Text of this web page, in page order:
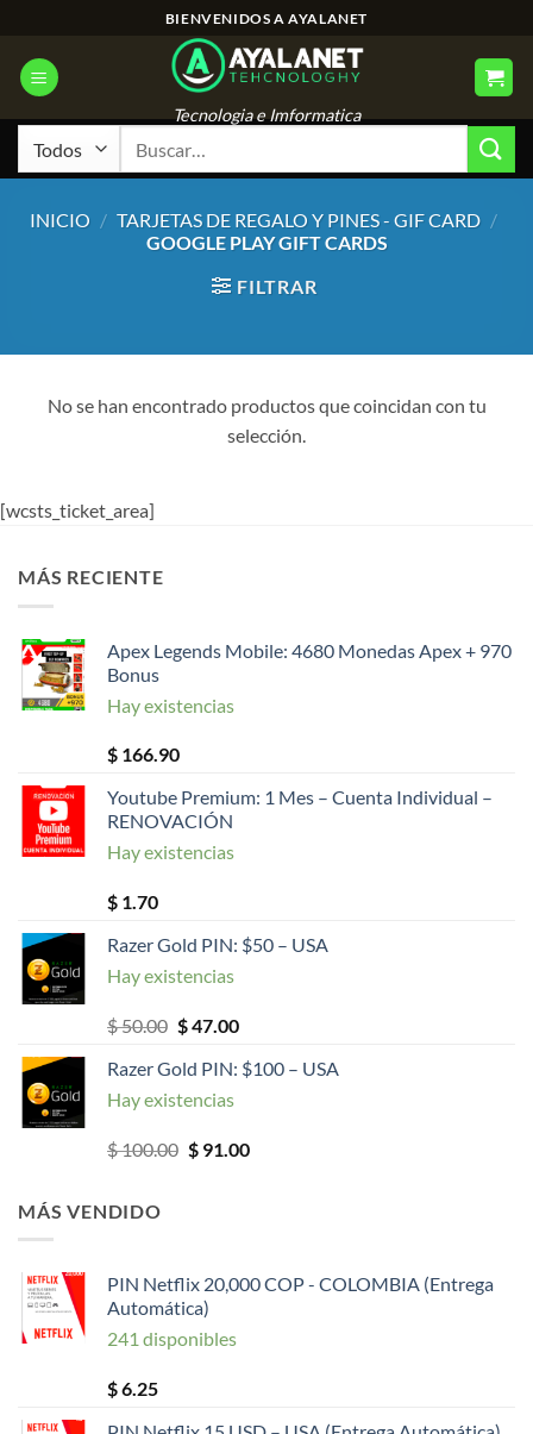
contenido
BIENVENIDOS A AYALANET
Tecnologia e Imformatica
INICIO / TARJETAS DE REGALO Y PINES - GIF CARD /
GOOGLE PLAY GIFT CARDS
FILTRAR
No se han encontrado productos que coincidan con tu
selección.
[wcsts_ticket_area]
MÁS RECIENTE
Apex Legends Mobile: 4680 Monedas Apex + 970
Bonus
Hay existencias
$ 166.90
Youtube Premium: 1 Mes – Cuenta Individual –
RENOVACIÓN
Hay existencias
$ 1.70
Razer Gold PIN: $50 – USA
Hay existencias
$50.00 El
original
era:
$47.00El
actual
Razer Gold PIN: $100 – USA
Hay existencias
$100.00 El
$91.00El
MÁS VENDIDO
PIN Netflix 20,000 COP - COLOMBIA (Entrega
Automática)
241 disponibles
$6.25